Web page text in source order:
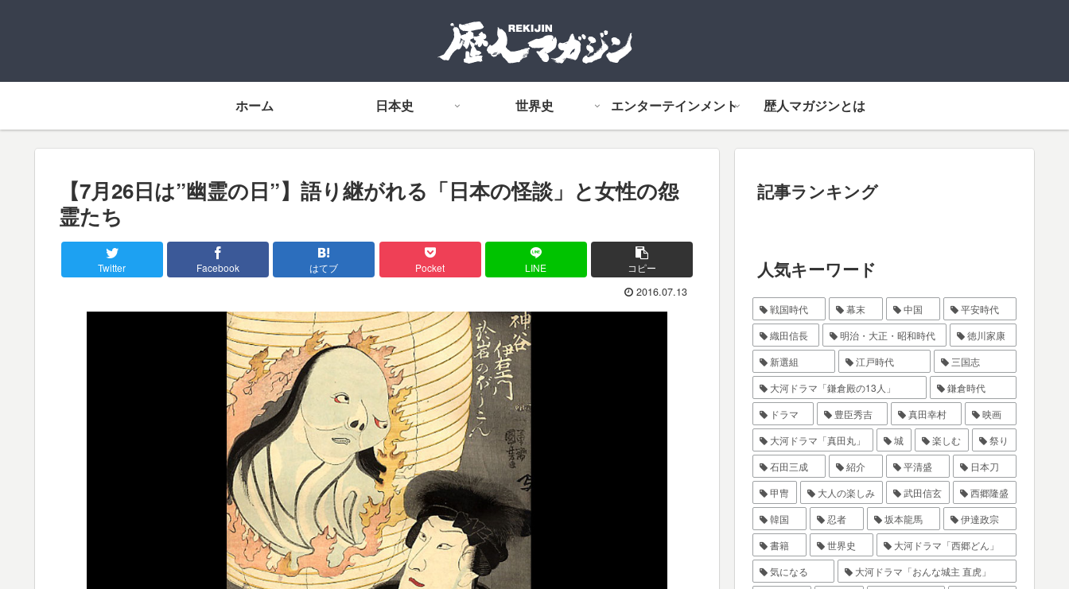
ホーム 日本史 世界史 エンターテインメント 歴人マガジンとは
【7月26日は”幽霊の日”】語り継がれる「日本の怪談」と女性の怨
霊たち
Twitter Facebook はてブ Pocket LINE コピー
2016.07.13
記事ランキング
人気キーワード
戦国時代 幕末 中国
平安時代
織田信長
明治・大正・昭和時代
徳川家康
新選組
江戸時代
三国志
大河ドラマ「鎌倉殿の13人」
鎌倉時代
ドラマ
豊臣秀吉 真田幸村
映画
大河ドラマ「真田丸」
城 楽しむ
祭り
石田三成
紹介 平清盛
日本刀
甲冑
大人の楽しみ 武田信玄
西郷隆盛
韓国
忍者 坂本龍馬
伊達政宗
書籍
世界史
大河ドラマ「西郷どん」
気になる
大河ドラマ「おんな城主 直虎」